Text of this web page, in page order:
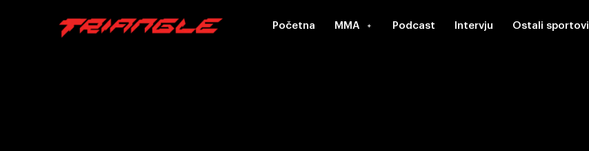
Početna MMA Podcast Intervju Ostali sportovi